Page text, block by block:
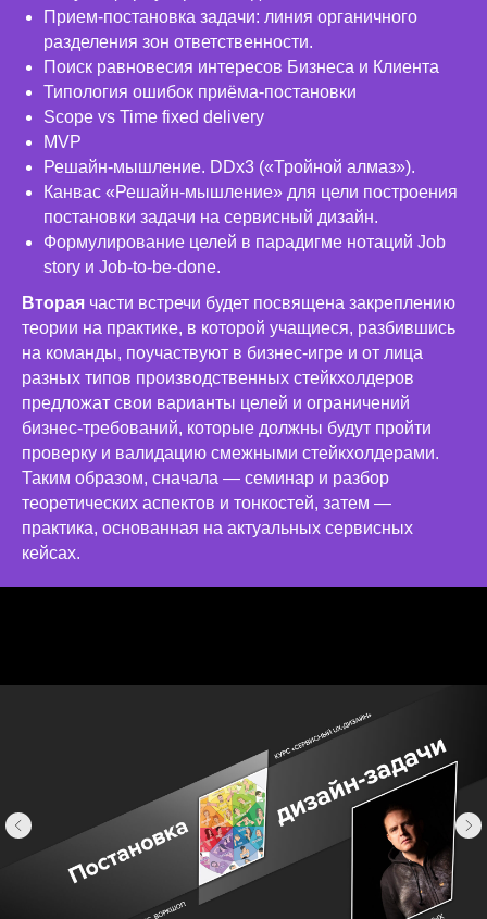
Прием-постановка задачи: линия органичного
разделения зон ответственности.
Поиск равновесия интересов Бизнеса и Клиента
Типология ошибок приёма-постановки
Scope vs Time fixed delivery
MVP
Решайн-мышление. DDx3 («Тройной алмаз»).
Канвас «Решайн-мышление» для цели построения
постановки задачи на сервисный дизайн.
Формулирование целей в парадигме нотаций Job
story и Job-to-be-done.
Вторая части встречи будет посвящена закреплению
теории на практике, в которой учащиеся, разбившись
на команды, поучаствуют в бизнес-игре и от лица
разных типов производственных стейкхолдеров
предложат свои варианты целей и ограничений
бизнес-требований, которые должны будут пройти
проверку и валидацию смежными стейкхолдерами.
Таким образом, сначала — семинар и разбор
теоретических аспектов и тонкостей, затем —
практика, основанная на актуальных сервисных
кейcах.